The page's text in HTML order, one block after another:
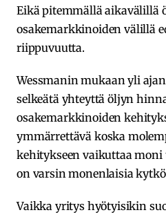
Eikä pitemmällä aikavälillä
osakemarkkinoiden välillä
riippuvuutta.
Wessmanin mukaan yli
selkeätä yhteyttä öljyn
osakemarkkinoiden
ymmärrettävä koska
kehitykseen vaikuttaa
on varsin monenlaisia
Vaikka yritys hyötyisikin